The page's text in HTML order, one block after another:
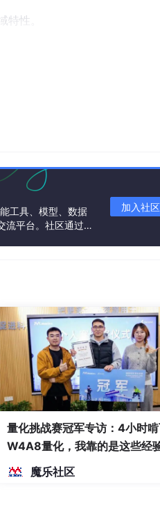
性。
比等。
工具、模型、数据
流平台。社区通过理
加入社区
量化挑战赛冠军专访：4小时
W4A8量化，我靠的是这些经
魔乐社区